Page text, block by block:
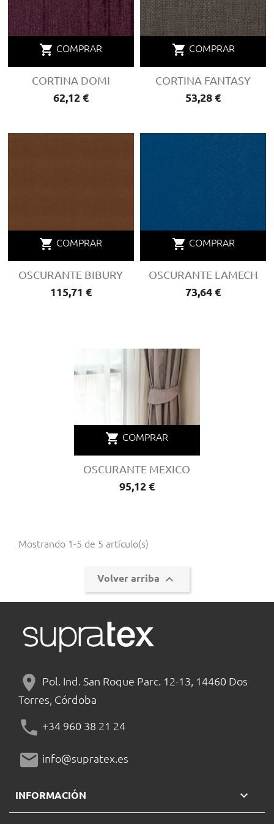
CORTINA DOMI
Precio
62,12 €
shopping_cart COMPRAR
CORTINA FANTASY
Precio
53,28 €
shopping_cart COMPRAR
OSCURANTE BIBURY
Precio
115,71 €
shopping_cart COMPRAR
OSCURANTE LAMECH
Precio
73,64 €
shopping_cart COMPRAR
OSCURANTE MEXICO
Precio
95,12 €
shopping_cart COMPRAR
Mostrando 1-5 de 5 artículo(s)
Volver arriba 
location_on Pol. Ind. San Roque Parc. 12-13, 14460 Dos
Torres, Córdoba
phone +34 960 38 21 24
mail info@supratex.es
INFORMACIÓN 